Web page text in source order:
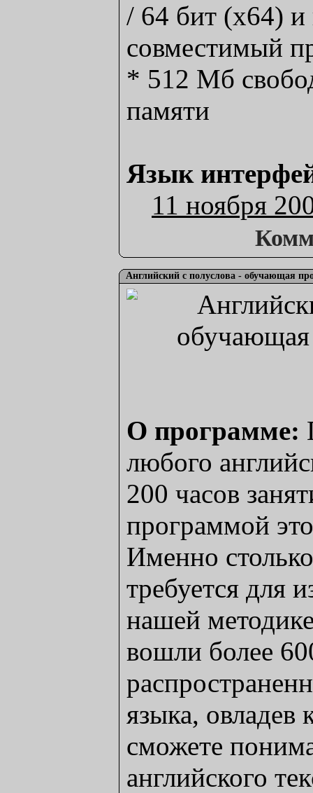
/ 64 бит (x64)
совместимый
* 512 Мб
памяти
Язык
11 ноября
Английский с полуслова - обучающая
О программе:
любого
200 часов
программой
Именно
требуется для
нашей
вошли более
языка,
сможете
английского